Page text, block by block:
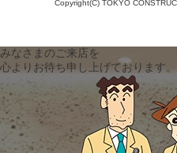
Copyright(C) TOKYO
みなさまのご来店を
心よりお待ち申し上げております。